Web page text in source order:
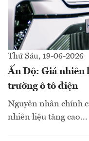
Thứ Sáu, 19-06-2026
Ấn Độ: Giá nhiên
trường ô tô điện
Nguyên nhân chính
nhiên liệu tăng cao...